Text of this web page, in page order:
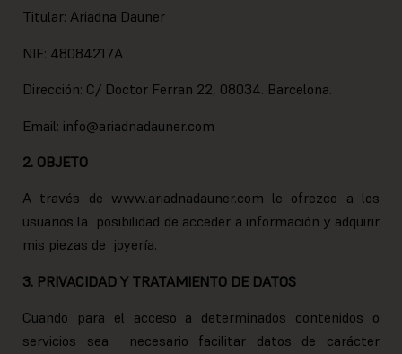
Titular: Ariadna Dauner
NIF: 48084217A
Dirección: C/ Doctor Ferran 22, 08034. Barcelona.
Email: info@ariadnadauner.com
2. OBJETO
A través de www.ariadnadauner.com le ofrezco a los
usuarios la posibilidad de acceder a información y adquirir
mis piezas de joyería.
3. PRIVACIDAD Y TRATAMIENTO DE DATOS
Cuando para el acceso a determinados contenidos o
servicios sea necesario facilitar datos de carácter